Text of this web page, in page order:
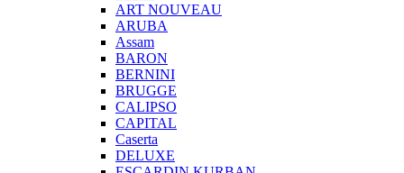
ART NOUVEAU
ARUBA
Assam
BARON
BERNINI
BRUGGE
CALIPSO
CAPITAL
Caserta
DELUXE